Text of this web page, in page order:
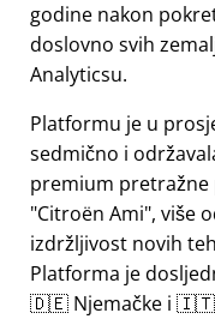
godine nakon
doslovno svih
Analyticsu.
Platformu je u
sedmično i
premium
Citroën Ami , više
izdržljivost novih
Platforma je
🇩🇪 Njemačke i 🇮🇹